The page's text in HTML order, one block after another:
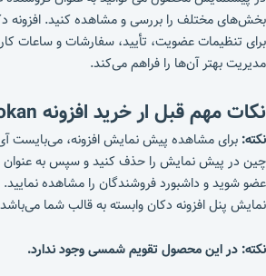
بخش‌های مختلف را بررسی و مشاهده کنید. افزونه
برای تنظیمات عضویت، تأیید، سفارشات و ساعات
مدیریت بهتر آن‌ها را فراهم می‌کند.
نکات مهم قبل ار خرید افزونه Dokan
نکته: برای مشاهده پیش نمایش افزونه، می‌بایست
چین در پیش نمایش را حذف کنید و سپس به
عضو شوید و داشبورد فروشندگان را مشاهده
نمایش پنل افزونه دکان وابسته به قالب شما
نکته: در این محصول تقویم شمسی وجود ندارد.